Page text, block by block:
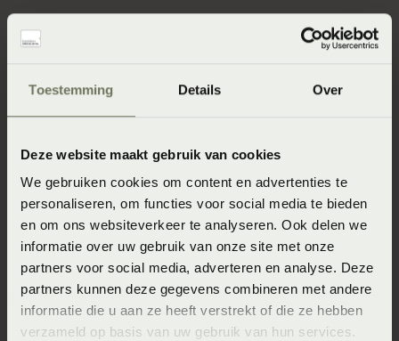
Toestemming Details Over
Deze website maakt gebruik van cookies
We gebruiken cookies om content en advertenties te
personaliseren, om functies voor social media te bieden
en om ons websiteverkeer te analyseren. Ook delen we
informatie over uw gebruik van onze site met onze
partners voor social media, adverteren en analyse. Deze
partners kunnen deze gegevens combineren met andere
informatie die u aan ze heeft verstrekt of die ze hebben
verzameld op basis van uw gebruik van hun services.
Voordelen van wol
Natuurlijk haar van het Texelse schaap
Ventilerend en zelfreinigend door het natuurlijke
wolvet ''lanoline''
Voorkomt huisstofmijt, door de goede regulering van
vocht en temperatuur
Lange levensduur en zeer duurzaam doordat het
schaap na het scheren weer een nieuwe vacht krijgt
Brandvertragend materiaal door het hoge